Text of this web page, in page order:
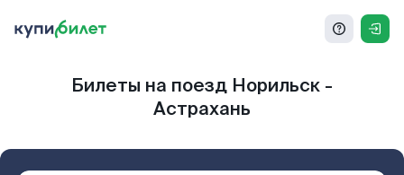
Билеты на поезд Норильск -
Астрахань